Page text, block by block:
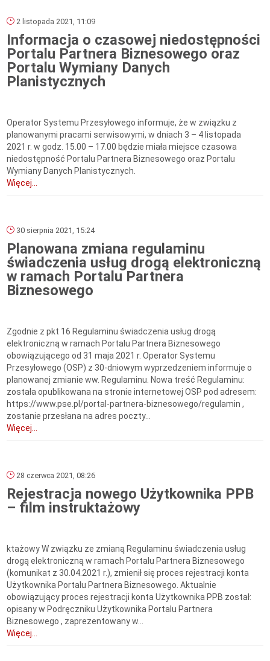
2 listopada 2021, 11:09
Informacja o czasowej niedostępności
Portalu Partnera Biznesowego oraz
Portalu Wymiany Danych
Planistycznych
Operator Systemu Przesyłowego informuje, że w związku z
planowanymi pracami serwisowymi, w dniach 3 – 4 listopada
2021 r. w godz. 15.00 – 17.00 będzie miała miejsce czasowa
niedostępność Portalu Partnera Biznesowego oraz Portalu
Wymiany Danych Planistycznych.
Więcej...
30 sierpnia 2021, 15:24
Planowana zmiana regulaminu
świadczenia usług drogą elektroniczną
w ramach Portalu Partnera
Biznesowego
Zgodnie z pkt 16 Regulaminu świadczenia usług drogą
elektroniczną w ramach Portalu Partnera Biznesowego
obowiązującego od 31 maja 2021 r. Operator Systemu
Przesyłowego (OSP) z 30-dniowym wyprzedzeniem informuje o
planowanej zmianie ww. Regulaminu. Nowa treść Regulaminu:
została opublikowana na stronie internetowej OSP pod adresem:
https://www.pse.pl/portal-partnera-biznesowego/regulamin ,
zostanie przesłana na adres poczty...
Więcej...
28 czerwca 2021, 08:26
Rejestracja nowego Użytkownika PPB
– film instruktażowy
ktażowy W związku ze zmianą Regulaminu świadczenia usług
drogą elektroniczną w ramach Portalu Partnera Biznesowego
(komunikat z 30.04.2021 r.), zmienił się proces rejestracji konta
Użytkownika Portalu Partnera Biznesowego. Aktualnie
obowiązujący proces rejestracji konta Użytkownika PPB został:
opisany w Podręczniku Użytkownika Portalu Partnera
Biznesowego , zaprezentowany w...
Więcej...